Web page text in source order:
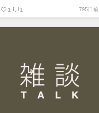
思い出の年に製造されてるエクスプ
ローラー1を探しております。
1 1 795日前